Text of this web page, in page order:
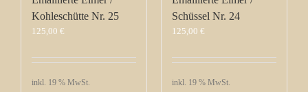
Kohleschütte Nr. 25
125,00 €
inkl. 19 % MwSt.
Schüssel Nr. 24
125,00 €
inkl. 19 % MwSt.